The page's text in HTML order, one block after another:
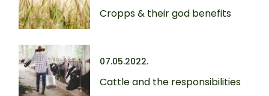
Cropps & their god benefits
07.05.2022.
Cattle and the responsibilities